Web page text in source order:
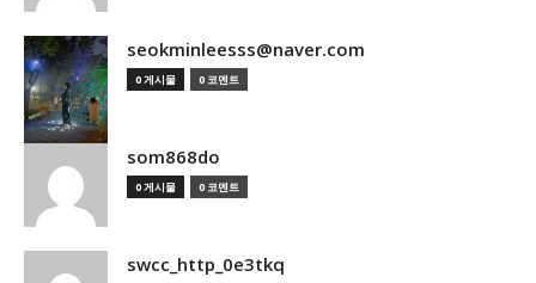
seokminleesss@naver.com
0 게시물 0 코멘트
som868do
0 게시물 0 코멘트
swcc_http_0e3tkq